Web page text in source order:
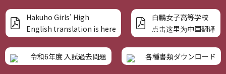
Hakuho Girls’ High
English translation is here
白鵬女子高等学校
点击这里为中国翻译
令和6年度 入試過去問題 各種書類ダウンロード